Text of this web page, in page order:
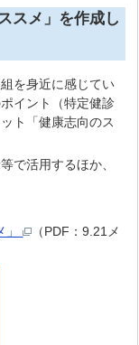
スメ」を作成し
を身近に感じてい
イント（特定健診
ト「健康志向のス
で活用するほか、
」
（PDF：9.21メ